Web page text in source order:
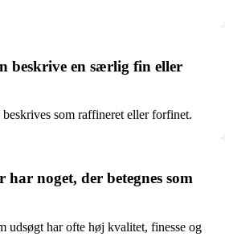
beskrive en særlig fin eller
som raffineret eller forfinet.
har noget, der betegnes som
udsøgt har ofte høj kvalitet, finesse og